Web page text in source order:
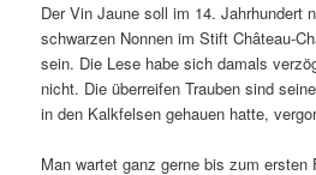
Der Vin Jaune soll im 14. Jahrhundert
schwarzen Nonnen im Stift Château-
sein. Die Lese habe sich damals
nicht. Die überreifen Trauben sind
in den Kalkfelsen gehauen hatte,
Man wartet ganz gerne bis zum ersten